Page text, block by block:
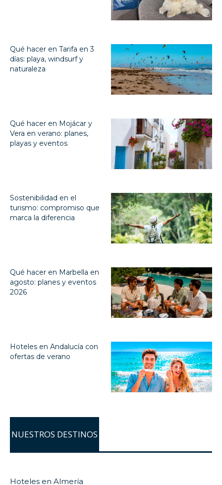
Qué hacer en Tarifa en 3
días: playa, windsurf y
naturaleza
Qué hacer en Mojácar y
Vera en verano: planes,
playas y eventos
Sostenibilidad en el
turismo: compromiso que
marca la diferencia
Qué hacer en Marbella en
agosto: planes y eventos
2026
Hoteles en Andalucía con
ofertas de verano
NUESTROS DESTINOS
Hoteles en Almería